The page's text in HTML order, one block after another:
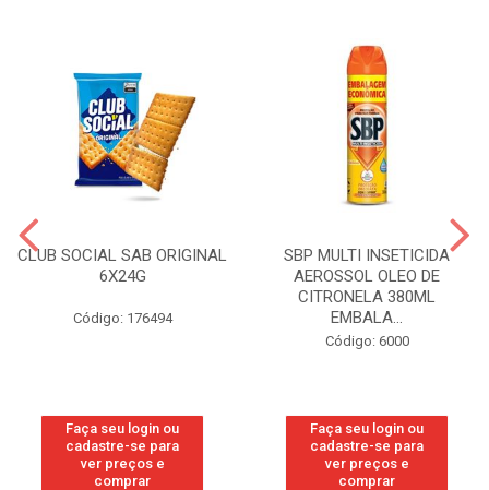
CLUB SOCIAL SAB ORIGINAL
6X24G
Código: 176494
Faça seu login ou
cadastre-se para
ver preços e
comprar
SBP MULTI INSETICIDA
AEROSSOL OLEO DE
CITRONELA 380ML
EMBALA...
Código: 6000
Faça seu login ou
cadastre-se para
ver preços e
comprar